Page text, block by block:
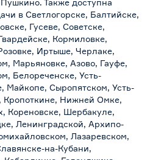
в Светлогорске, Балтийске,
Гусеве, Советске,
Кормиловке,
Иртыше, Черлаке,
Марьяновке, Азово, Гауфе,
Белореченске, Усть-
Майкопе, Сыропятском, Усть-
Кропоткине, Нижней Омке,
Кореновске, Шербакуле,
Ленинградской, Архипо-
Лазаревском,
на-Кубани,